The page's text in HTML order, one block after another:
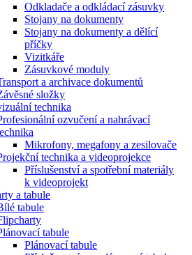
Odkladače a odkládací zásuvky
Stojany na dokumenty
Stojany na dokumenty a dělící
příčky
Vizitkáře
Zásuvkové moduly
a archivace dokumentů
složky
technika
ozvučení a nahrávací
Mikrofony, megafony a zesilovače
technika a videoprojekce
Příslušenství a spotřební materiály
k videoprojekt
a tabule
tabule
tabule
Plánovací tabule